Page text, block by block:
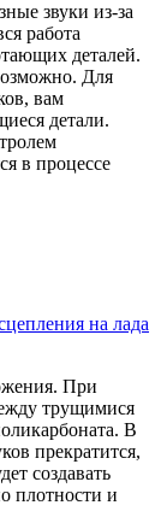
звуки из-за
работа
деталей.
Для
вам
детали.
в процессе
на лада
При
трущимися
В
прекратится,
создавать
плотности и